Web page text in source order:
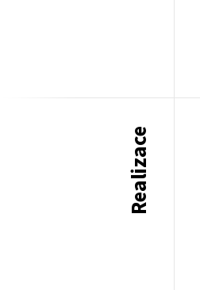
Realizace